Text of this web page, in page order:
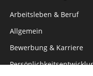
Arbeitsleben & Beruf
Allgemein
Bewerbung & Karriere